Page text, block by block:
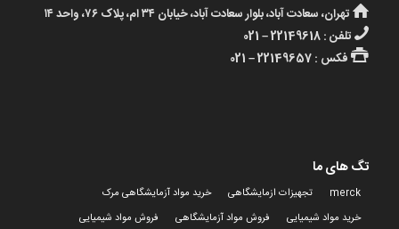
تهران، سعادت آباد، بلوار سعادت آباد، خیابان ۳۴ ام، پلاک ۷۶، واحد ۱۴
تلفن : 22149618 – 021
فکس : 22149657 – 021
تگ های ما
merck تجهیزات ازمایشگاهی
خرید مواد آزمایشگاهی مرک
خرید مواد شیمیایی
فروش مواد آزمایشگاهی
فروش مواد شیمیایی